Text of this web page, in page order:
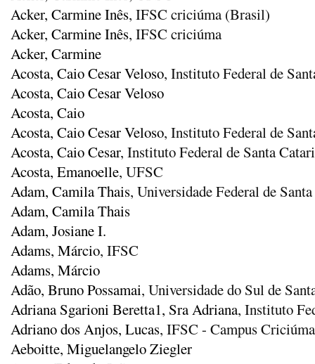
Acker, Carmine Inês, IFSC criciúma (Brasil)
Acker, Carmine Inês, IFSC criciúma
Acker, Carmine
Acosta, Caio Cesar Veloso, Instituto Federal de
Acosta, Caio Cesar Veloso
Acosta, Caio
Acosta, Caio Cesar Veloso, Instituto Federal de
Acosta, Caio Cesar, Instituto Federal de Santa
Acosta, Emanoelle, UFSC
Adam, Camila Thais, Universidade Federal de
Adam, Camila Thais
Adam, Josiane I.
Adams, Márcio, IFSC
Adams, Márcio
Adão, Bruno Possamai, Universidade do Sul de
Adriana Sgarioni Beretta1, Sra Adriana, Instituto
Adriano dos Anjos, Lucas, IFSC - Campus Criciúma
Aeboitte, Miguelangelo Ziegler